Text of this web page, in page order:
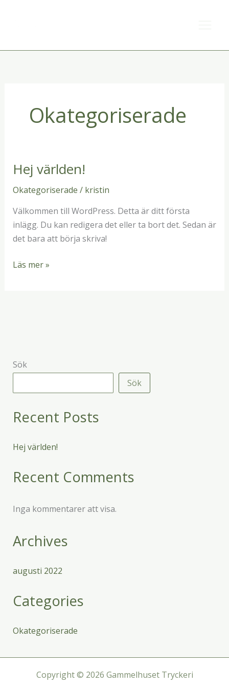
Okategoriserade
Hej världen!
Okategoriserade / kristin
Välkommen till WordPress. Detta är ditt första
inlägg. Du kan redigera det eller ta bort det. Sedan är
det bara att börja skriva!
Hej
världen!
Läs mer »
Sök
Sök
Recent Posts
Hej världen!
Recent Comments
Inga kommentarer att visa.
Archives
augusti 2022
Categories
Okategoriserade
Copyright © 2026 Gammelhuset Tryckeri